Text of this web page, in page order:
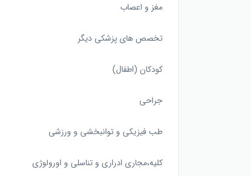
مغز و اعصاب
تخصص های پزشکی دیگر
کودکان (اطفال)
جراحی
طب فیزیکی و توانبخشی و ورزشی
کلیه،مجاری ادراری و تناسلی و اورولوژی